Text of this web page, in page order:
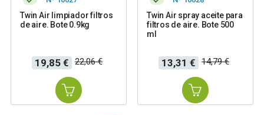
Twin Air limpiador filtros
de aire. Bote 0.9kg
Precio
19,85 €
Precio
base
22,06 €
Twin Air spray aceite para
filtros de aire. Bote 500
ml
Precio
13,31 €
Precio
base
14,79 €